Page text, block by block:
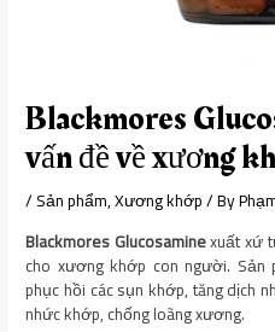
Blackmores
vấn đề về xương
/Sản phẩm,Xương khớp/ By
Blackmores Glucosaminexuất xứ
cho xương khớp con người.
phục hồi các sụn khớp, tăng dịch
nhức khớp, chống loãng xương.